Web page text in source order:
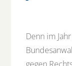
Denn im